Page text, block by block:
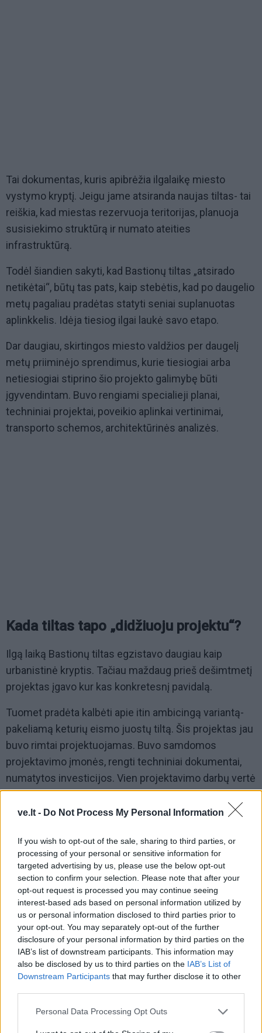
ve.lt - Do Not Process My Personal Information
If you wish to opt-out of the sale, sharing to third parties, or
processing of your personal or sensitive information for
targeted advertising by us, please use the below opt-out
section to confirm your selection. Please note that after your
opt-out request is processed you may continue seeing
interest-based ads based on personal information utilized by
us or personal information disclosed to third parties prior to
your opt-out. You may separately opt-out of the further
disclosure of your personal information by third parties on the
IAB’s list of downstream participants. This information may
also be disclosed by us to third parties on the IAB’s List of
Downstream Participants that may further disclose it to other
Personal Data Processing Opt Outs
Tai dokumentas, kuris apibrėžia ilgalaikę miesto
vystymo kryptį. Jeigu jame atsiranda naujas tiltas- tai
reiškia, kad miestas rezervuoja teritorijas, planuoja
susisiekimo struktūrą ir numato ateities
infrastruktūrą.
Todėl šiandien sakyti, kad Bastionų tiltas „atsirado
netikėtai“, būtų tas pats, kaip stebėtis, kad po daugelio
metų pagaliau pradėtas statyti seniai suplanuotas
aplinkkelis. Idėja tiesiog ilgai laukė savo etapo.
Dar daugiau, skirtingos miesto valdžios per daugelį
metų priiminėjo sprendimus, kurie tiesiogiai arba
netiesiogiai stiprino šio projekto galimybę būti
įgyvendintam. Buvo rengiami specialieji planai,
techniniai projektai, poveikio aplinkai vertinimai,
transporto schemos, architektūrinės analizės.
Kada tiltas tapo „didžiuoju projektu“?
Ilgą laiką Bastionų tiltas egzistavo daugiau kaip
urbanistinė kryptis. Tačiau maždaug prieš dešimtmetį
projektas įgavo kur kas konkretesnį pavidalą.
Tuomet pradėta kalbėti apie itin ambicingą variantą-
pakeliamą keturių eismo juostų tiltą. Šis projektas jau
buvo rimtai projektuojamas. Buvo samdomos
projektavimo įmonės, rengti techniniai dokumentai,
numatytos investicijos. Vien projektavimo darbų vertė
anuomet siekė apie 850 tūkst. eurų.
Tuo metu tiltas buvo matomas kaip svarbi transporto
arterija, turinti perimti dalį miesto centro srautų.